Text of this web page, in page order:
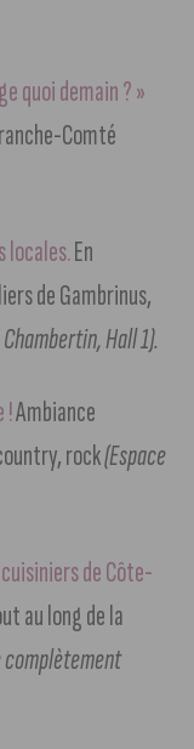
quoi demain ? »
Comté
locales.En
de Gambrinus,
Hall 1).
!Ambiance
rock(Espace
de Côte-
au long de la
complètement